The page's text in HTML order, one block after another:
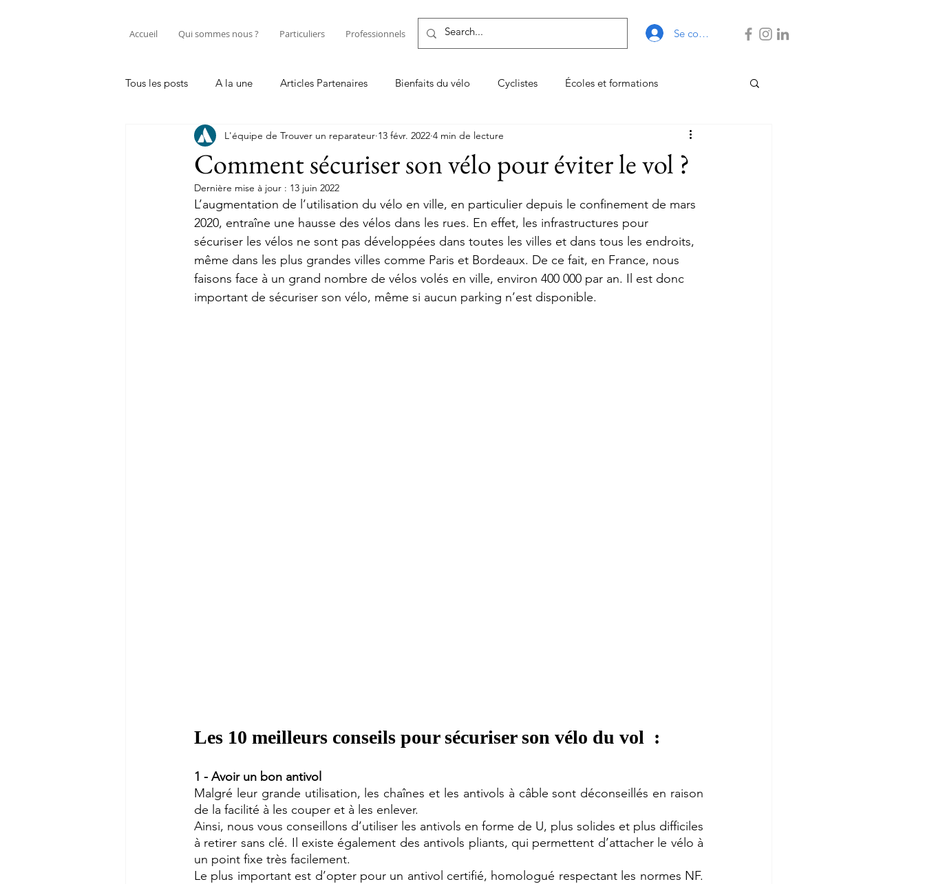
Accueil Qui sommes nous ? Particuliers Professionnels Se connecter
Tous les posts A la une Articles Partenaires Bienfaits du vélo Cyclistes Écoles et formations
Entretenir sa trottinette électriqu Entretenir son vélo ou son VAE Les TOP
Professionnel Tutos réparation vélo
Comment sécuriser son vélo pour éviter le vol ?
L'équipe de Trouver un reparateur 13 févr. 2022 4 min de lecture
Dernière mise à jour : 13 juin 2022
L’augmentation de l’utilisation du vélo en ville, en particulier depuis le confinement de mars
2020, entraîne une hausse des vélos dans les rues. En effet, les infrastructures pour
sécuriser les vélos ne sont pas développées dans toutes les villes et dans tous les endroits,
même dans les plus grandes villes comme Paris et Bordeaux. De ce fait, en France, nous
faisons face à un grand nombre de vélos volés en ville, environ 400 000 par an. Il est donc
important de sécuriser son vélo, même si aucun parking n’est disponible.
Les 10 meilleurs conseils pour sécuriser son vélo du vol  :
1 - Avoir un bon antivol
Malgré leur grande utilisation, les chaînes et les antivols à câble sont déconseillés en raison
de la facilité à les couper et à les enlever.
Ainsi, nous vous conseillons d’utiliser les antivols en forme de U, plus solides et plus difficiles
à retirer sans clé. Il existe également des antivols pliants, qui permettent d’attacher le vélo à
un point fixe très facilement.
Le plus important est d’opter pour un antivol certifié, homologué respectant les normes NF.